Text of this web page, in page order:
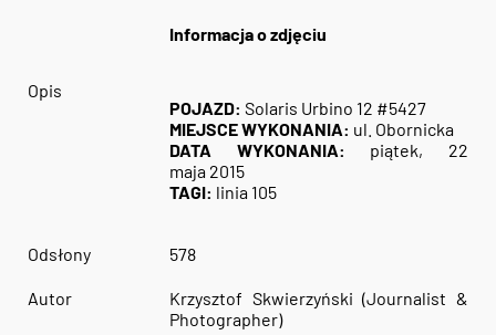
Informacja o zdjęciu
Opis
POJAZD: Solaris Urbino 12 #5427
MIEJSCE WYKONANIA: ul. Obornicka
DATA WYKONANIA: piątek, 22
maja 2015
TAGI: linia 105
Odsłony 578
Autor
Krzysztof Skwierzyński (Journalist &
Photographer)